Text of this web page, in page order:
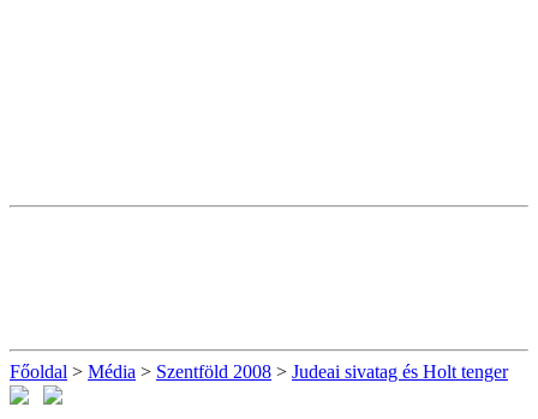
Főoldal > Média > Szentföld 2008 > Judeai sivatag és Holt tenger